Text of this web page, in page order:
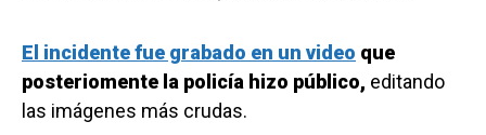
El incidente fue grabado en un video que
posteriomente la policía hizo público, editando
las imágenes más crudas.